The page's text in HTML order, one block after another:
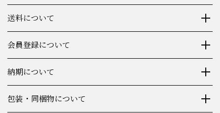
送料について
会員登録について
納期について
包装・同梱物について